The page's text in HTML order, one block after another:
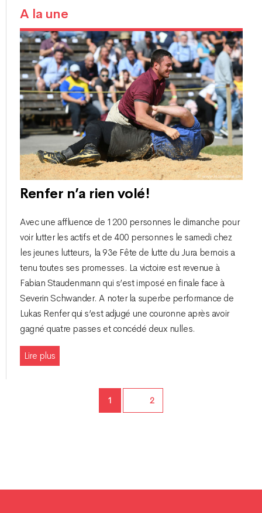
A la une
Renfer n’a rien volé !
Avec une affluence de 1200 personnes le dimanche pour
voir lutter les actifs et de 400 personnes le samedi chez
les jeunes lutteurs, la 93e Fête de lutte du Jura bernois a
tenu toutes ses promesses. La victoire est revenue à
Fabian Staudenmann qui s’est imposé en finale face à
Severin Schwander. A noter la superbe performance de
Lukas Renfer qui s’est adjugé une couronne après avoir
gagné quatre passes et concédé deux nulles.
Lire plus
Page
1 Page2